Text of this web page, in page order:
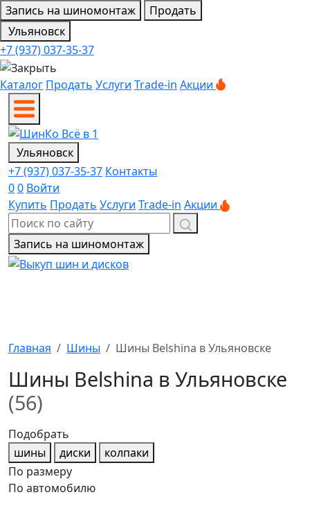
Запись на шиномонтаж
Продать
Ульяновск
+7 (937) 037-35-37
Каталог Продать Услуги Trade-in Акции
Ульяновск
+7 (937) 037-35-37 Контакты
00 Войти
Купить Продать Услуги Trade-in Акции
Запись на шиномонтаж
Главная Шины Шины Belshina в Ульяновске
Шины Belshina в Ульяновске
(56)
Подобрать
шины
диски
колпаки
По размеру
По автомобилю